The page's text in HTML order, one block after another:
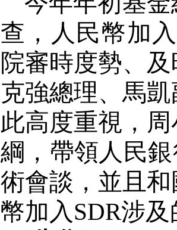
查，人民幣加
院審時度勢、
克強總理、馬
此高度重視，
綱，帶領人民
術會談，並且
幣加入SDR涉